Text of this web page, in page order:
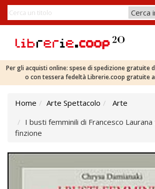
Per gli acquisti online: spese di spedizione gratuite
o con tessera fedeltà Librerie.coop gratuite
Home Arte Spettacolo
Arte
I busti femminili di Francesco
finzione